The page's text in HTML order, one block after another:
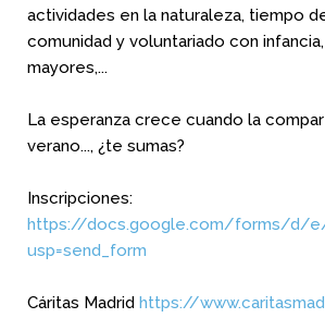
actividades en la naturaleza, tiempo
comunidad y voluntariado con
mayores,...
La esperanza crece cuando la
verano..., ¿te sumas?
Inscripciones:
https://docs.google.com/forms/d/e/
usp=send_form
Cáritas Madrid https://